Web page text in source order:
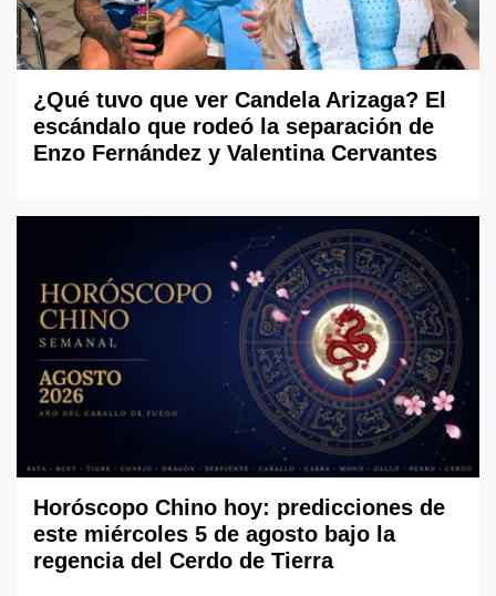
¿Qué tuvo que ver Candela Arizaga? El
escándalo que rodeó la separación de
Enzo Fernández y Valentina Cervantes
Horóscopo Chino hoy: predicciones de
este miércoles 5 de agosto bajo la
regencia del Cerdo de Tierra